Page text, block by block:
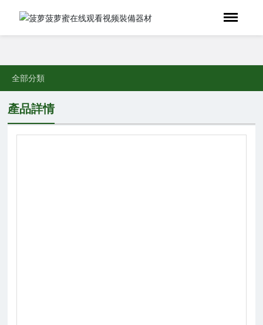
全部分類
產品詳情